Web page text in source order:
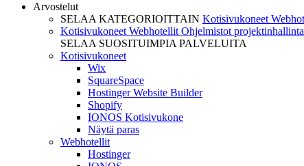
Arvostelut
SELAA KATEGORIOITTAIN Kotisivukoneet
Kotisivukoneet Webhotellit Ohjelmistot
SELAA SUOSITUIMPIA PALVELUITA
Kotisivukoneet
Wix
SquareSpace
Hostinger Website Builder
Shopify
IONOS Kotisivukone
Näytä paras
Webhotellit
Hostinger